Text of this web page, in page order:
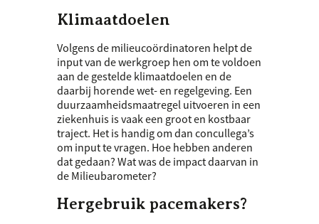
Klimaatdoelen
Volgens de milieucoördinatoren helpt de
input van de werkgroep hen om te voldoen
aan de gestelde klimaatdoelen en de
daarbij horende wet- en regelgeving. Een
duurzaamheidsmaatregel uitvoeren in een
ziekenhuis is vaak een groot en kostbaar
traject. Het is handig om dan concullega’s
om input te vragen. Hoe hebben anderen
dat gedaan? Wat was de impact daarvan in
de Milieubarometer?
Hergebruik pacemakers?